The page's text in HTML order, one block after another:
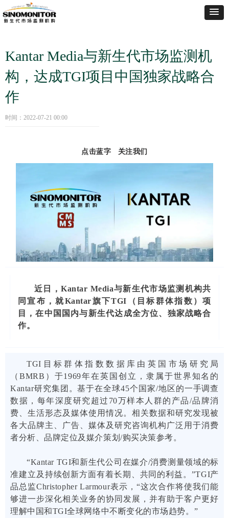
点击蓝字 关注我们
近日，Kantar Media与新生代市场监测机构共
同宣布，就Kantar旗下TGI（目标群体指数）项
目，在中国国内与新生代达成全方位、独家战略合
作。
TGI目标群体指数数据库由英国市场研究局
（BMRB）于1969年在英国创立，隶属于世界知名的
Kantar研究集团。基于在全球45个国家/地区的一手调查
数据，每年深度研究超过70万样本人群的产品/品牌消
费、生活形态及媒体使用情况。相关数据和研究发现被
各大品牌主、广告、媒体及研究咨询机构广泛用于消费
者分析、品牌定位及媒介策划/购买决策参考。
“Kantar TGI和新生代公司在媒介/消费测量领域的标
准建立及持续创新方面有着长期、共同的利益。”TGI产
品总监Christopher Larmour表示，“这次合作将使我们能
够进一步深化相关业务的协同发展，并有助于客户更好
理解中国和TGI全球网络中不断变化的市场趋势。”
时间： 2022-07-21 00:00
Kantar Media与新生代市场监测机
构，达成TGI项目中国独家战略合
作